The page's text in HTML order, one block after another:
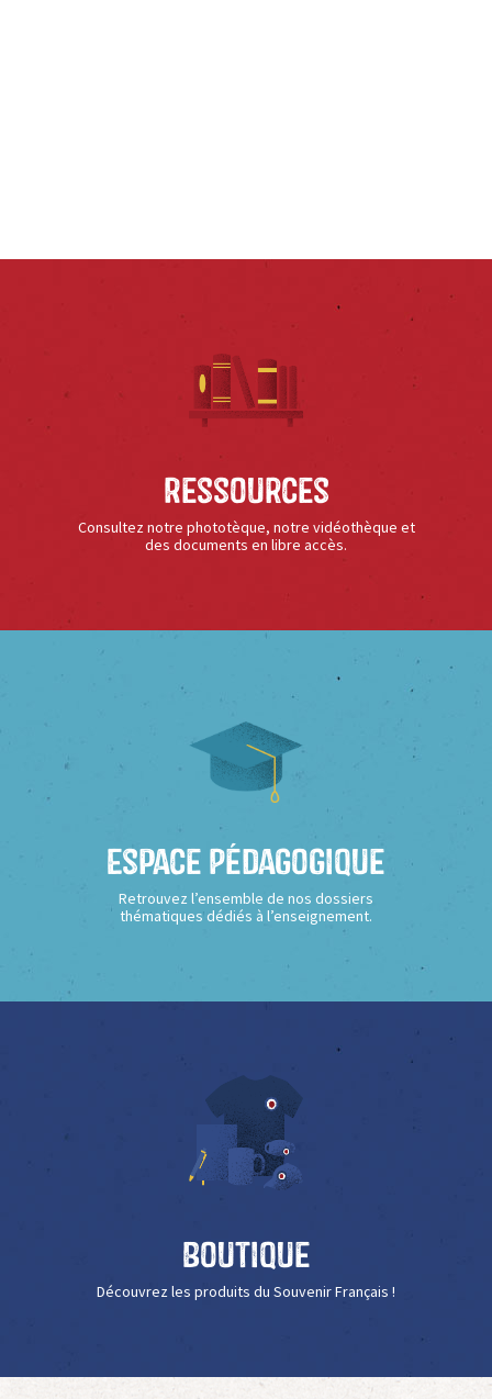
Ressources
Consultez notre phototèque, notre vidéothèque et
des documents en libre accès.
Espace Pédagogique
Retrouvez l’ensemble de nos dossiers
thématiques dédiés à l’enseignement.
Boutique
Découvrez les produits du Souvenir Français !